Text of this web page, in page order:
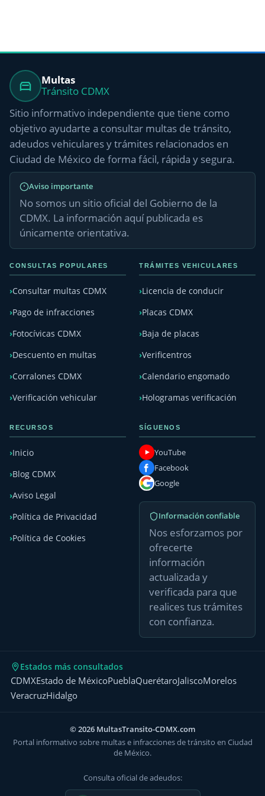
Multas
Tránsito CDMX
Sitio informativo independiente que tiene como
objetivo ayudarte a consultar multas de tránsito,
adeudos vehiculares y trámites relacionados en
Ciudad de México de forma fácil, rápida y segura.
Aviso importante
No somos un sitio oficial del Gobierno de la
CDMX. La información aquí publicada es
únicamente orientativa.
CONSULTAS POPULARES
Consultar multas CDMX
Pago de infracciones
Fotocívicas CDMX
Descuento en multas
Corralones CDMX
Verificación vehicular
TRÁMITES VEHICULARES
Licencia de conducir
Placas CDMX
Baja de placas
Verificentros
Calendario engomado
Hologramas verificación
RECURSOS
Inicio
Blog CDMX
Aviso Legal
Política de Privacidad
Política de Cookies
SÍGUENOS
YouTube
Facebook
Google
Información confiable
Nos esforzamos por
ofrecerte
información
actualizada y
verificada para que
realices tus trámites
con confianza.
Estados más consultados
CDMXEstado de MéxicoPueblaQuerétaroJaliscoMorelos
VeracruzHidalgo
© 2026 MultasTransito-CDMX.com
Portal informativo sobre multas e infracciones de tránsito en Ciudad
de México.
Consulta oficial de adeudos: